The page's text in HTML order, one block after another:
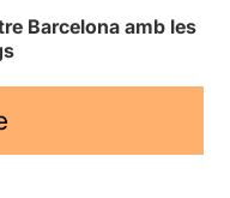
Barcelona amb les